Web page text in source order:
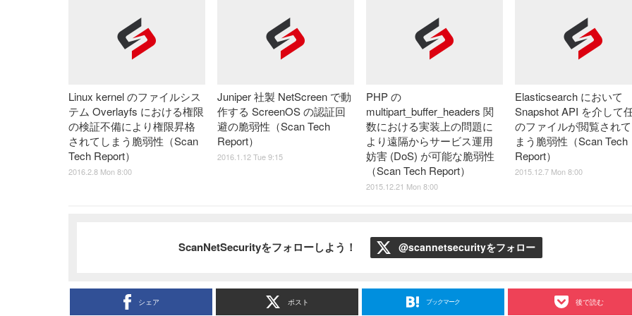
Linux kernel のファイルシス
テム Overlayfs における権限
の検証不備により権限昇格
されてしまう脆弱性（Scan
Tech Report）
2016.2.8 Mon 8:00
Juniper 社製 NetScreen で動
作する ScreenOS の認証回
避の脆弱性（Scan Tech
Report）
2016.1.12 Tue 9:15
PHP の
multipart_buffer_headers 関
数における実装上の問題に
より遠隔からサービス運用
妨害 (DoS) が可能な脆弱性
（Scan Tech Report）
2015.12.21 Mon 8:00
Elasticsearch において
Snapshot API を介して
のファイルが閲覧され
まう脆弱性（Scan Tech
Report）
2015.12.7 Mon 8:00
ScanNetSecurityをフォローしよう！ @scannetsecurityをフォロー
シェア ポスト ブックマーク 後で読む